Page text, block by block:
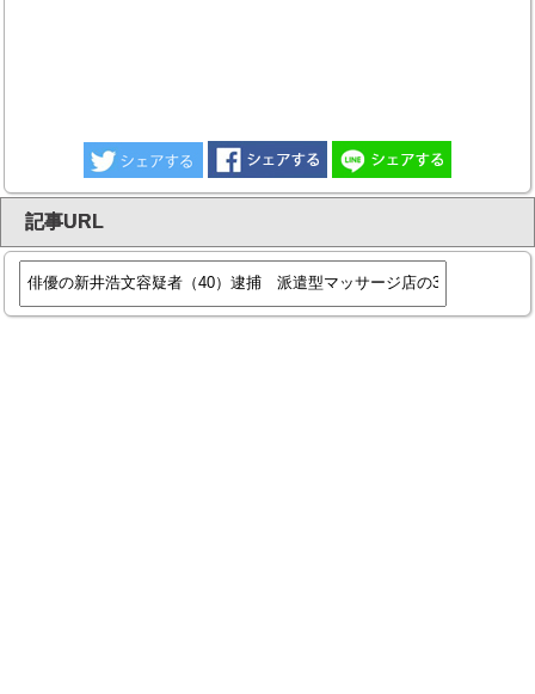
記事URL